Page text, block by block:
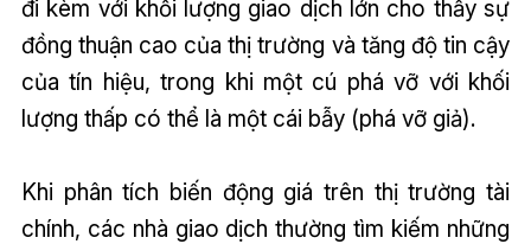
đi kèm với khối lượng giao dịch lớn cho thấy sự
đồng thuận cao của thị trường và tăng độ tin cậy
của tín hiệu, trong khi một cú phá vỡ với khối
lượng thấp có thể là một cái bẫy (phá vỡ giả).
Khi phân tích biến động giá trên thị trường tài
chính, các nhà giao dịch thường tìm kiếm những